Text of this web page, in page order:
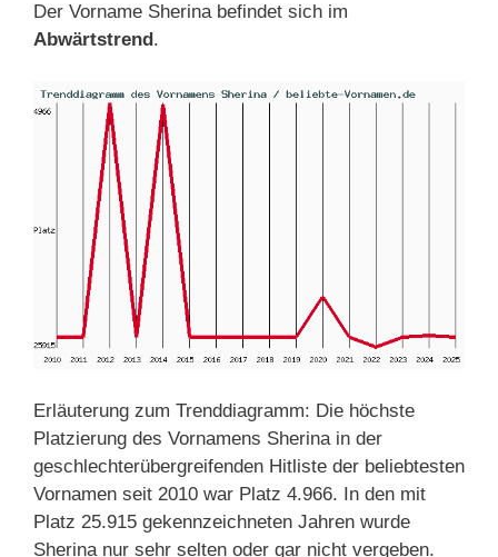
Der Vorname Sherina befindet sich im
Abwärtstrend.
Erläuterung zum Trenddiagramm: Die höchste
Platzierung des Vornamens Sherina in der
geschlechterübergreifenden Hitliste der beliebtesten
Vornamen seit 2010 war Platz 4.966. In den mit
Platz 25.915 gekennzeichneten Jahren wurde
Sherina nur sehr selten oder gar nicht vergeben.